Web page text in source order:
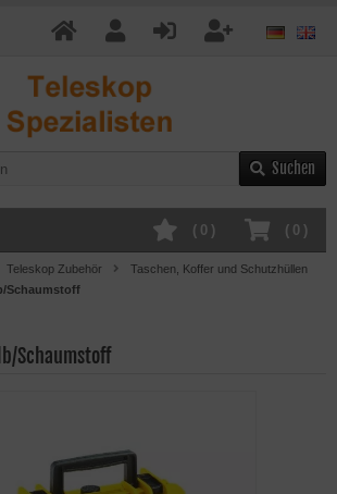
Suchen
( 0 )
( 0 )
Teleskop Zubehör
Taschen, Koffer und Schutzhüllen
Schaumstoff
Schaumstoff